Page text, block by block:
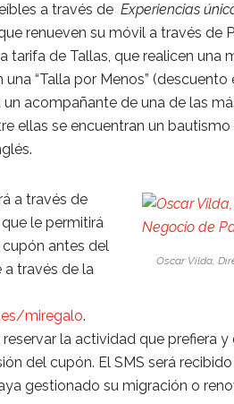
a través de Experiencias
renueven su móvil a través de
tarifa de Tallas, que realicen una
“Talla por Menos”
acompañante de una de las
ellas se encuentran un
Oscar Vilda,
a través de
le permitirá
antes del
a través de la
miregalo.
la actividad que prefiera
del cupón. El SMS será
gestionado su migración o